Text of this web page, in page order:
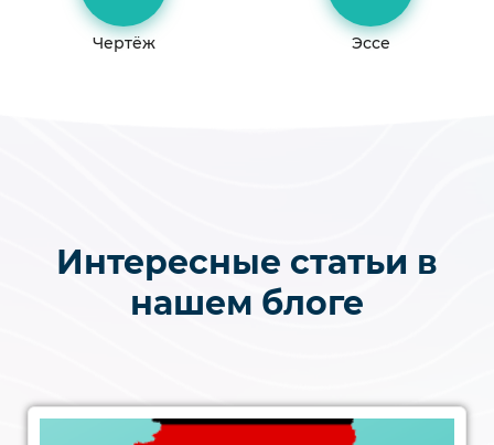
Чертёж Эссе
Интересные статьи в
нашем блоге